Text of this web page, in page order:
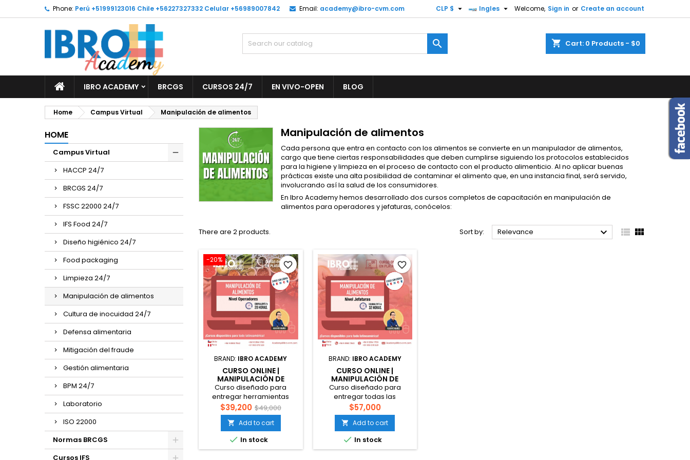
Phone: Perú +51999123016 Chile +56227327332 Celular +56989007842 Email: academy@ibro-cvm.com Welcome, Sign in or Create an account
Ingles 
CLP $ 
shopping_cart Cart: 0 Products - $0

IBRO ACADEMY BRCGS CURSOS 24/7 EN VIVO-OPEN BLOG
Home Campus Virtual Manipulación de alimentos
HOME
Campus Virtual
HACCP 24/7
BRCGS 24/7
FSSC 22000 24/7
IFS Food 24/7
Diseño higiénico 24/7
Food packaging
Limpieza 24/7
Manipulación de alimentos
Cultura de inocuidad 24/7
Defensa alimentaria
Mitigación del fraude
Gestión alimentaria
BPM 24/7
Laboratorio
ISO 22000
Normas BRCGS
Cursos IFS
Manipulación de alimentos
Cada persona que entra en contacto con los alimentos se convierte en un manipulador de alimentos,
cargo que tiene ciertas responsabilidades que deben cumplirse siguiendo los protocolos establecidos
para la higiene y limpieza en el proceso de contacto con el producto alimenticio. Al no aplicar buenas
prácticas existe una alta posibilidad de contaminar el alimento que, en una instancia final, será servido,
involucrando así la salud de los consumidores.
En Ibro Academy hemos desarrollado dos cursos completos de capacitación en manipulación de
alimentos para operadores y jefaturas, conócelos:
There are 2 products. Sort by: Relevance   
-20%
BRAND: IBRO ACADEMY
CURSO ONLINE |
MANIPULACIÓN DE
ALIMENTOS NIVEL
OPERADORES
Curso diseñado para
entregar herramientas
completas de contenido y
práctica para aplicar en la
manipulación de alimentos
como operador de la
industria alimentaria,
reforzando buenas
$39,200 $49,000
 Add to cart
 In stock
favorite_border
BRAND: IBRO ACADEMY
CURSO ONLINE |
MANIPULACIÓN DE
ALIMENTOS NIVEL
JEFATURAS
Curso diseñado para
entregar todas las
herramientas teóricas y
prácticas necesarias para
administrar o supervisar
procesos de manipulación
de alimentos en la industria
alimentaria. Recuerda: al no
$57,000
 Add to cart
 In stock
favorite_border
My wishlists
Create new list
((modalTitle))
((confirmMessage))
((cancelText))
Create wishlist
Sign in
You need to be logged in to save products in your wishlist.